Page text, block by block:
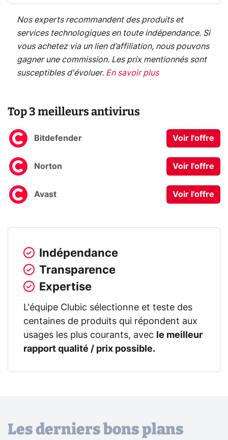
Nos experts recommandent des produits et
services technologiques en toute indépendance. Si
vous achetez via un lien d’affiliation, nous pouvons
gagner une commission. Les prix mentionnés sont
susceptibles d'évoluer. En savoir plus
Top 3 meilleurs antivirus
Bitdefender Voir l'offre
Norton Voir l'offre
Avast Voir l'offre
Indépendance
Transparence
Expertise
L'équipe Clubic sélectionne et teste des
centaines de produits qui répondent aux
usages les plus courants, avec
le meilleur
rapport qualité / prix possible.
Les derniers bons plans